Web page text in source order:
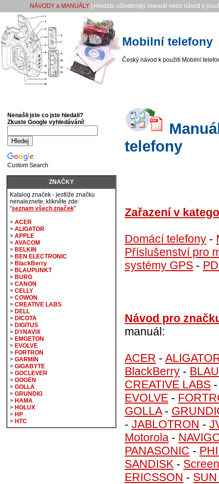
NÁVODY a MANUÁLY | Hledáte uživatelský manuál nebo návod k
Mobilní telefony
Český návod k použití Mobilní
telefony
Zařazení v
Domácí telefony -
Příslušenství pro
systémy GPS -
Návod pro
manuál:
ACER -
BlackBerry -
CREATIVE LABS
EVOLVE -
GOLLA-
- JABLOTRON -
Motorola -
PANASONIC -
SANDISK -
ERICSSON -
Nenašli jste co jste hledali?
Zkuste Google vyhledávání!
Custom Search
ZNAČKY
Katalog značek - jestliže značku
nenaleznete, klikněte zde:
"seznam všech značek"
> ACER
> ALIGATOR
> APPLE
> AVACOM
> BELKIN
> BEN ELECTRONIC
> BlackBerry
> BLAUPUNKT
> BURG
> CANON
> CELLY
> COWON
> CREATIVE LABS
> DELL
> DICOTA
> DIGITUS
> DYNAVIX
> EMGETON
> EVOLVE
> FORTRON
> GARMIN
> GIGABYTE
> GOCLEVER
> GOGEN
> GOLLA
> GRUNDIG
> HAMA
> HOLUX
> HP
> HTC